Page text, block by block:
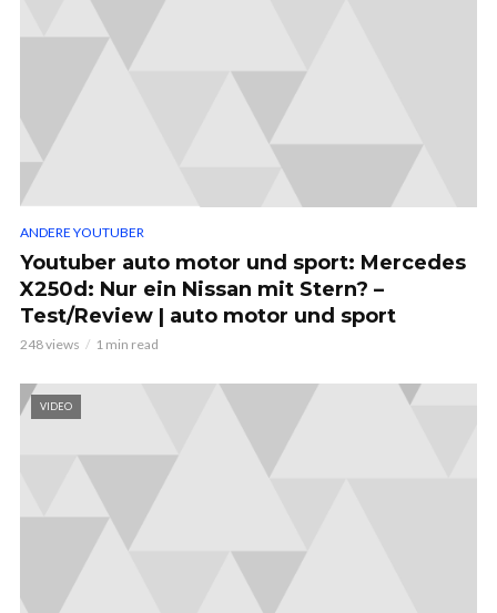
ANDERE YOUTUBER
Youtuber auto motor und sport: Mercedes
X250d: Nur ein Nissan mit Stern? –
Test/Review | auto motor und sport
248 views 1 min read
VIDEO